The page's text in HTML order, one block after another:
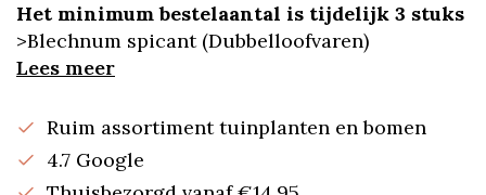
Het minimum bestelaantal is tijdelijk 3 stuks
>Blechnum spicant (Dubbelloofvaren)
Lees meer
Ruim assortiment tuinplanten en bomen
4.7 Google